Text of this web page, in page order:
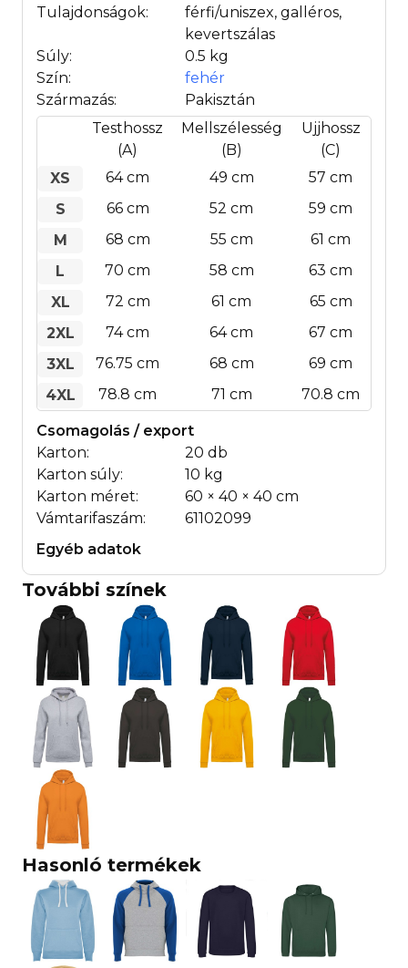
Tulajdonságok:
férfi/uniszex, galléros,
kevertszálas
Súly:
0.5 kg
Szín:
fehér
Származás:
Pakisztán
Testhossz
(A)
Mellszélesség
(B)
Ujjhossz
(C)
XS
64 cm 49 cm
57 cm
S
66 cm 52 cm
59 cm
M
68 cm 55 cm
61 cm
L
70 cm 58 cm
63 cm
XL
72 cm 61 cm
65 cm
2XL
74 cm 64 cm
67 cm
3XL
76.75 cm 68 cm
69 cm
4XL
78.8 cm 71 cm 70.8 cm
Csomagolás / export
Karton:
20 db
Karton súly:
10 kg
Karton méret:
60 × 40 × 40 cm
Vámtarifaszám:
61102099
Egyéb adatok
További színek
Hasonló termékek